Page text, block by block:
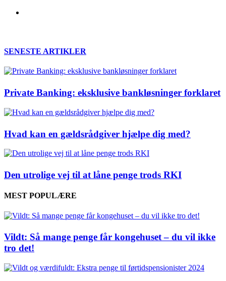
SENESTE ARTIKLER
Private Banking: eksklusive bankløsninger forklaret
Hvad kan en gældsrådgiver hjælpe dig med?
Den utrolige vej til at låne penge trods RKI
MEST POPULÆRE
Vildt: Så mange penge får kongehuset – du vil ikke
tro det!